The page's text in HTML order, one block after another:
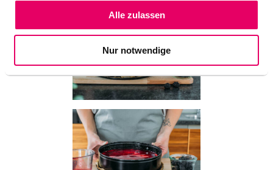
Alle zulassen
Nur notwendige